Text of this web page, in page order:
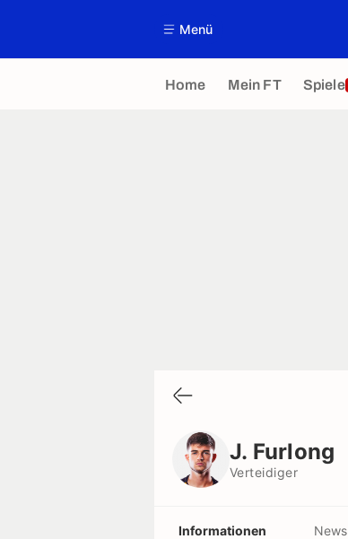
Menü
Home Mein FT Spiele
J. Furlong
Verteidiger
Informationen News